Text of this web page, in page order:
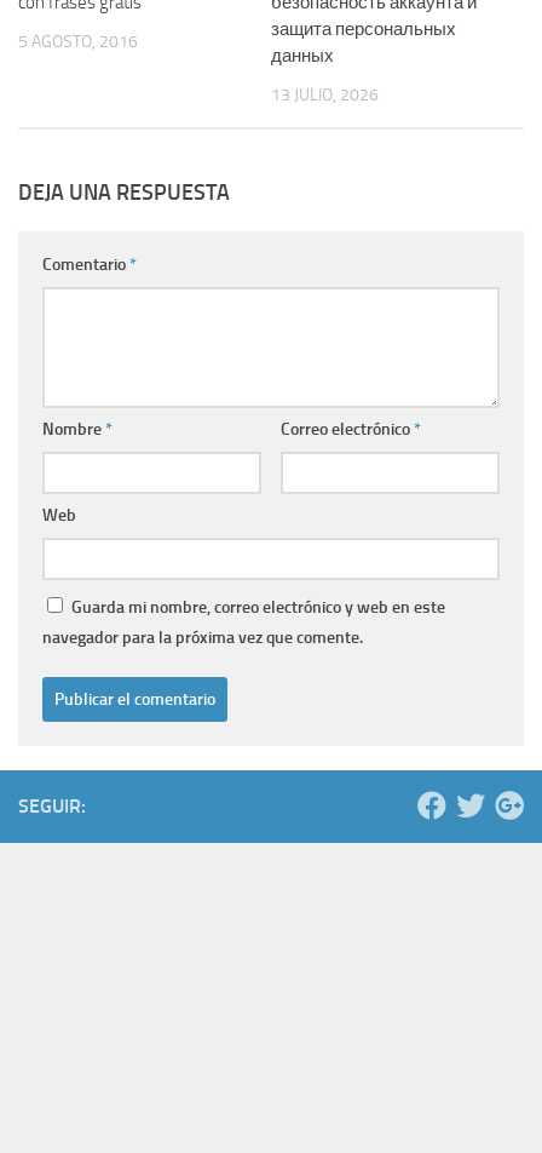
5 AGOSTO, 2016
защита персональных
данных
13 JULIO, 2026
DEJA UNA RESPUESTA
Comentario*
Nombre* Correo electrónico*
Web
Guarda mi nombre, correo electrónico y web en este
navegador para la próxima vez que comente.
SEGUIR: